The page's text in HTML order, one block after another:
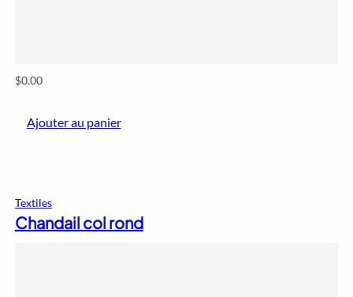
$0.00
Ajouter au panier
Textiles
Chandail col rond